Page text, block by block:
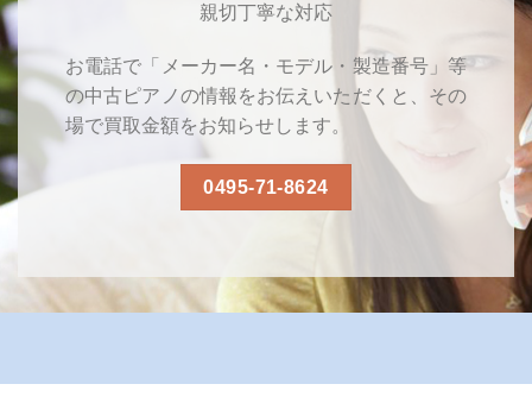
親切丁寧な対応
お電話で「メーカー名・モデル・製造番号」等
の中古ピアノの情報をお伝えいただくと、その
場で買取金額をお知らせします。
0495-71-8624